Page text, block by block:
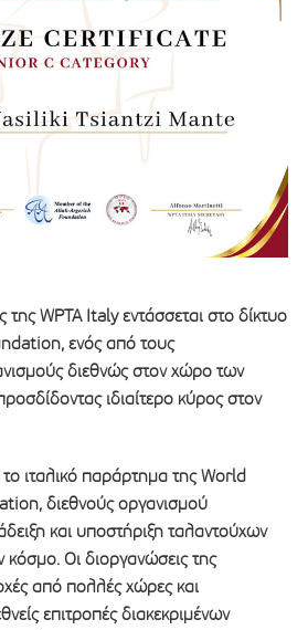
της WPTA Italy εντάσσεται στο δίκτυο
ενός από τους
διεθνώς στον χώρο των
ιδιαίτερο κύρος στον
ιταλικό παράρτημα της World
διεθνούς οργανισμού
και υποστήριξη ταλαντούχων
κόσμο. Οι διοργανώσεις της
από πολλές χώρες και
επιτροπές διακεκριμένων